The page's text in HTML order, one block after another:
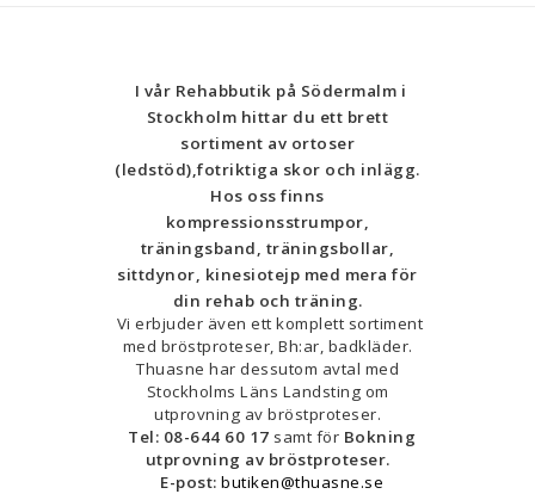
I vår Rehabbutik på Södermalm i
Stockholm hittar du ett brett
sortiment av ortoser
(ledstöd),fotriktiga skor och inlägg.
Hos oss finns
kompressionsstrumpor,
träningsband, träningsbollar,
sittdynor, kinesiotejp med mera för
din rehab och träning.
Vi erbjuder även ett komplett sortiment
med bröstproteser, Bh:ar, badkläder.
Thuasne har dessutom avtal med
Stockholms Läns Landsting om
utprovning av bröstproteser.
Tel: 08-644 60 17 samt för Bokning
utprovning av bröstproteser.
E-post: butiken@thuasne.se